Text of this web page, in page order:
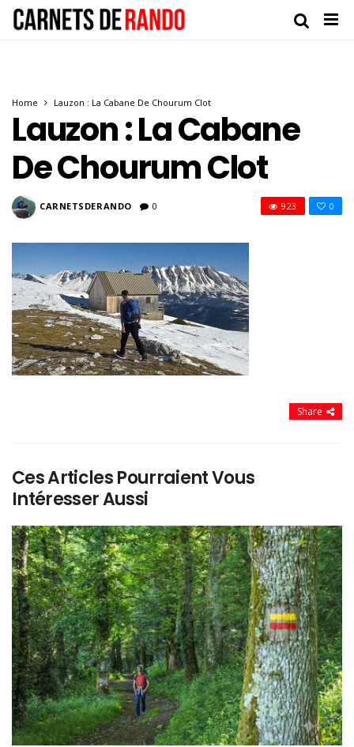
Home Lauzon : La Cabane De Chourum Clot
Lauzon : La Cabane
De Chourum Clot
CARNETSDERANDO 0 0
923
Share
Ces Articles Pourraient Vous
Intéresser Aussi